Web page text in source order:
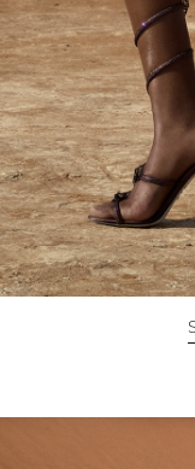
PUERTO
SURINAM
EL
TURKS-
TOGO
TIMOR-
TONGA
TRINIDAD